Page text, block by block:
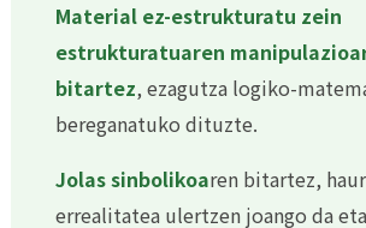
Material ez-estrukturatu zein
estrukturatuaren
bitartez, ezagutza logiko-
bereganatuko dituzte.
Jolas sinbolikoaren bitartez,
errealitatea ulertzen joango da